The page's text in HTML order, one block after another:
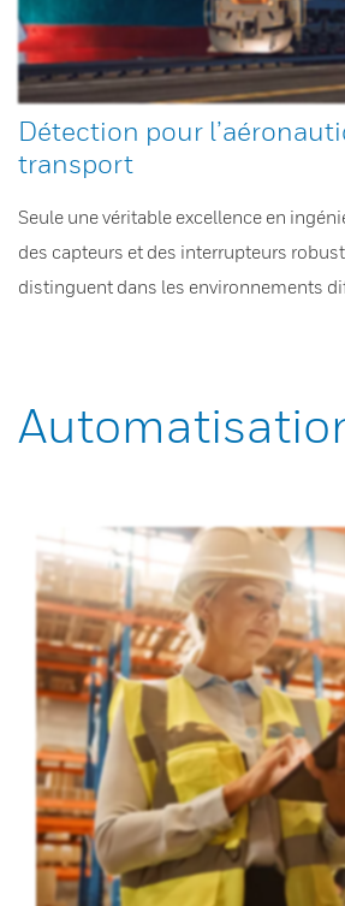
Détection pour
transport
Seule une véritable excellence en
des capteurs et des interrupteurs
distinguent dans les environnements